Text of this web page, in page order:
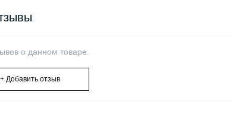
о данном товаре.
+ Добавить отзыв